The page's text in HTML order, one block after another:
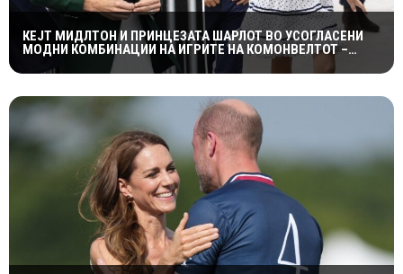
КЕЈТ МИДЛТОН И ПРИНЦЕЗАТА ШАРЛОТ ВО УСОГЛАСЕНИ
МОДНИ КОМБИНАЦИИ НА ИГРИТЕ НА КОМОНВЕЛТОТ –
КРАЛСКОТО СЕМЕЈСТВО ГО ПРИВЛЕЧЕ ЦЕЛОТО ВНИМАНИЕ